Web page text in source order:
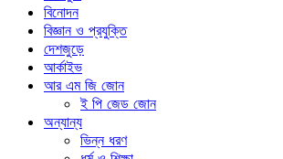
বিনোদন
বিজ্ঞান ও প্রযুক্তি
দেশজুড়ে
আর্কাইভ
আর এম জি জোন
ই পি জেড জোন
অন্যান্য
ভিন্ন ধরণ